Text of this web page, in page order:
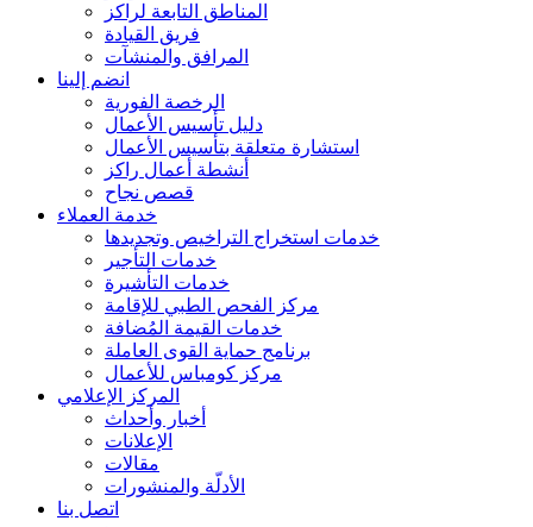
المناطق التابعة لراكز
فريق القيادة
المرافق والمنشآت
انضم إلينا
الرخصة الفورية
دليل تأسيس الأعمال
استشارة متعلقة بتأسيس الأعمال
أنشطة أعمال راكز
قصص نجاح
خدمة العملاء
خدمات استخراج التراخيص وتجديدها
خدمات التأجير
خدمات التأشيرة
مركز الفحص الطبي للإقامة
خدمات القيمة المُضافة
برنامج حماية القوى العاملة
مركز كومباس للأعمال
المركز الإعلامي
أخبار وأحداث
الإعلانات
مقالات
الأدلّة والمنشورات
اتصل بنا